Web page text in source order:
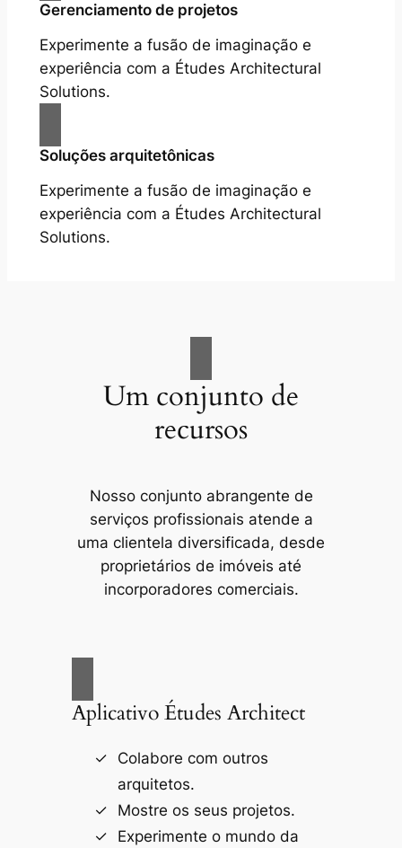
Gerenciamento de projetos
Experimente a fusão de imaginação e
experiência com a Études Architectural
Solutions.
Soluções arquitetônicas
Experimente a fusão de imaginação e
experiência com a Études Architectural
Solutions.
Um conjunto de
recursos
Nosso conjunto abrangente de
serviços profissionais atende a
uma clientela diversificada, desde
proprietários de imóveis até
incorporadores comerciais.
Aplicativo Études Architect
Colabore com outros
arquitetos.
Mostre os seus projetos.
Experimente o mundo da